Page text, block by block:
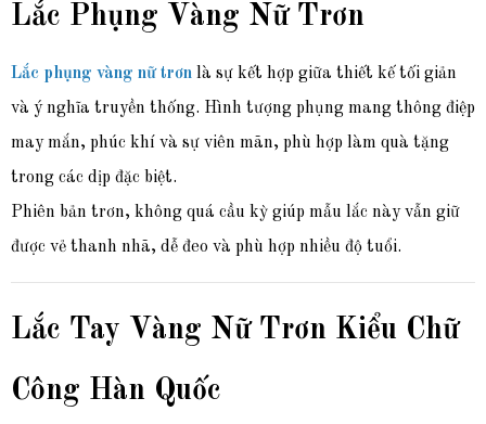
Lắc Phụng Vàng Nữ Trơn
Lắc phụng vàng nữ trơn là sự kết hợp giữa thiết kế tối giản
và ý nghĩa truyền thống. Hình tượng phụng mang thông điệp
may mắn, phúc khí và sự viên mãn, phù hợp làm quà tặng
trong các dịp đặc biệt.
Phiên bản trơn, không quá cầu kỳ giúp mẫu lắc này vẫn giữ
được vẻ thanh nhã, dễ đeo và phù hợp nhiều độ tuổi.
Lắc Tay Vàng Nữ Trơn Kiểu Chữ
Công Hàn Quốc